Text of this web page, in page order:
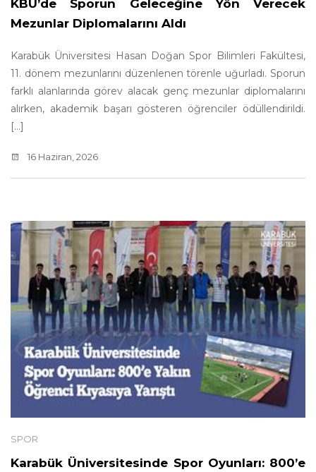
KBÜ’de Sporun Geleceğine Yön Verecek
Mezunlar Diplomalarını Aldı
Karabük Üniversitesi Hasan Doğan Spor Bilimleri Fakültesi,
11. dönem mezunlarını düzenlenen törenle uğurladı. Sporun
farklı alanlarında görev alacak genç mezunlar diplomalarını
alırken, akademik başarı gösteren öğrenciler ödüllendirildi.
[...]
16 Haziran, 2026
SPOR
Karabük Üniversitesinde Spor Oyunları: 800’e